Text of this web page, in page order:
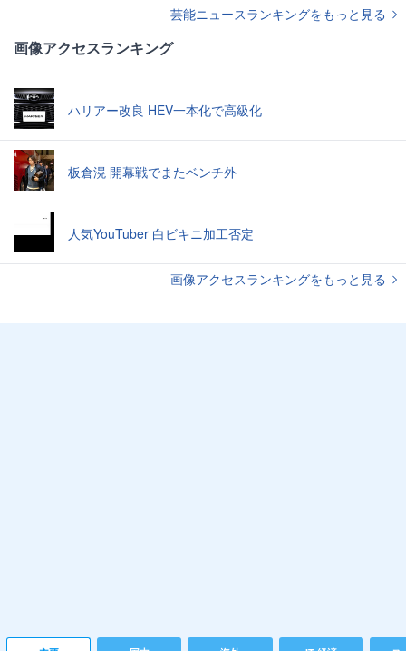
芸能ニュースランキングをもっと見る
画像アクセスランキング
ハリアー改良 HEV一本化で高級化
板倉滉 開幕戦でまたベンチ外
人気YouTuber 白ビキニ加工否定
画像アクセスランキングをもっと見る